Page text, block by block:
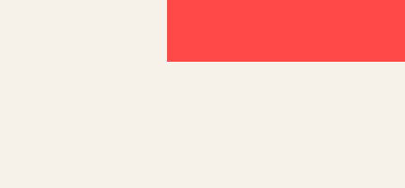
即教师讲学生听，这种教学模式缺少师